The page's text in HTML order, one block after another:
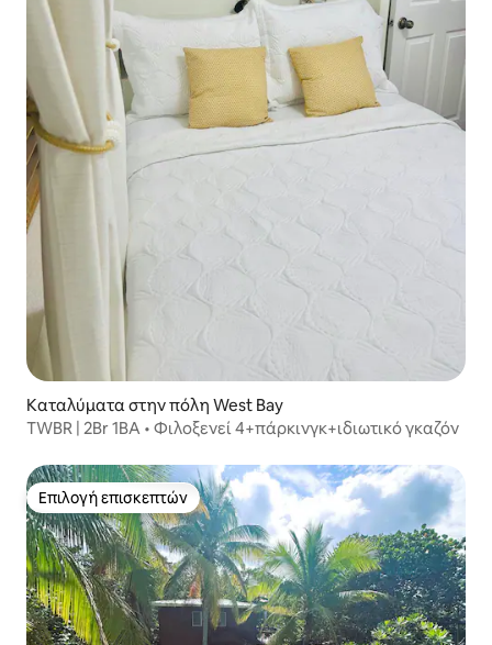
Καταλύματα στην πόλη West Bay
TWBR | 2Br 1BA • Φιλοξενεί 4+πάρκινγκ+ιδιωτικό γκαζόν
Επιλογή επισκεπτών
Επιλογή επισκεπτών